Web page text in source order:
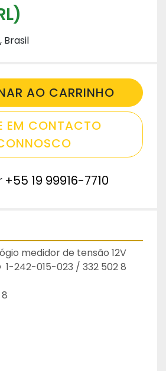
Brasil
AO CARRINHO
EM CONTACTO
+55 19 99916-7710
medidor de tensão 12V
1-242-015-023 / 332 502 8